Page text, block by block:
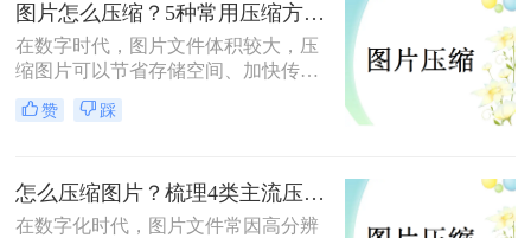
图片怎么压缩？5种常用压缩方法详解！
在数字时代，图片文件体积较大，压
缩图片可以节省存储空间、加快传输
速度或适应社交媒体、邮件等平台的
文件大小限制。那么图片怎么压缩
赞 踩
怎么压缩图片？梳理4类主流压缩方法！
在数字化时代，图片文件常因高分辨